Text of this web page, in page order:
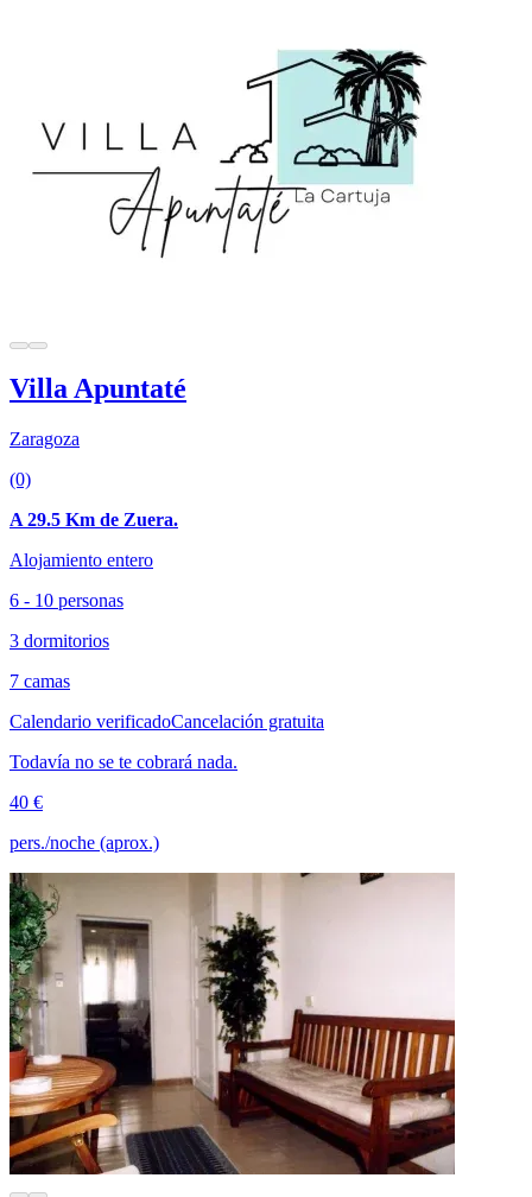
Villa Apuntaté
Zaragoza
(0)
A 29.5 Km de Zuera.
Alojamiento entero
6 - 10 personas
3 dormitorios
7 camas
Calendario verificadoCancelación gratuita
Todavía no se te cobrará nada.
40 €
pers./noche (aprox.)